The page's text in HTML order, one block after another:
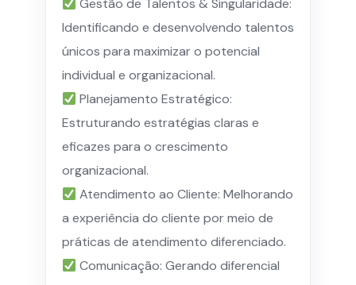
Gestão de Talentos & Singularidade:
Identificando e desenvolvendo talentos
únicos para maximizar o potencial
individual e organizacional.
Planejamento Estratégico:
Estruturando estratégias claras e
eficazes para o crescimento
organizacional.
Atendimento ao Cliente: Melhorando
a experiência do cliente por meio de
práticas de atendimento diferenciado.
Comunicação: Gerando diferencial